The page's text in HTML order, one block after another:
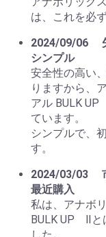
は、これを必
2024/09/06
シンプル
安全性の高い
りますから、
アル BULK
ています。
シンプルで、
す。
2024/03/03
最近購入
私は、アナボ
BULK UP Ⅱと